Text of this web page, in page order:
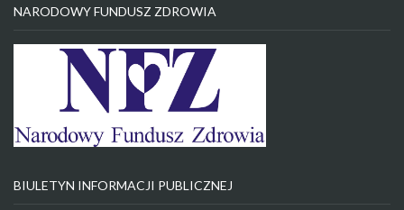
NARODOWY FUNDUSZ ZDROWIA
BIULETYN INFORMACJI PUBLICZNEJ